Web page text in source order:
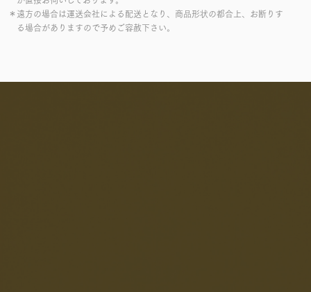
＊遠方の場合は運送会社による配送となり、商品形状の都合上、お断りす
る場合がありますので予めご容赦下さい。